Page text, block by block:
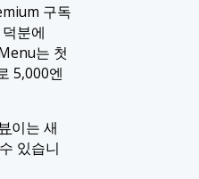
구독
분에
는 첫
5,000엔
이는 새
있습니